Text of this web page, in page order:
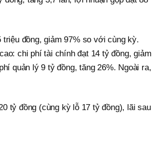
triệu đồng, giảm 97% so với cùng kỳ.
chi phí tài chính đạt 14 tỷ đồng, giảm
quản lý 9 tỷ đồng, tăng 26%. Ngoài ra,
tỷ đồng (cùng kỳ lỗ 17 tỷ đồng), lãi sau